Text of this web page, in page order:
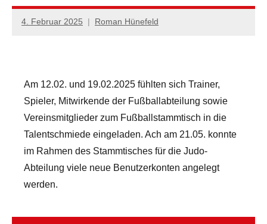
4. Februar 2025 Roman Hünefeld
Am 12.02. und 19.02.2025 fühlten sich Trainer,
Spieler, Mitwirkende der Fußballabteilung sowie
Vereinsmitglieder zum Fußballstammtisch in die
Talentschmiede eingeladen. Ach am 21.05. konnte
im Rahmen des Stammtisches für die Judo-
Abteilung viele neue Benutzerkonten angelegt
werden.